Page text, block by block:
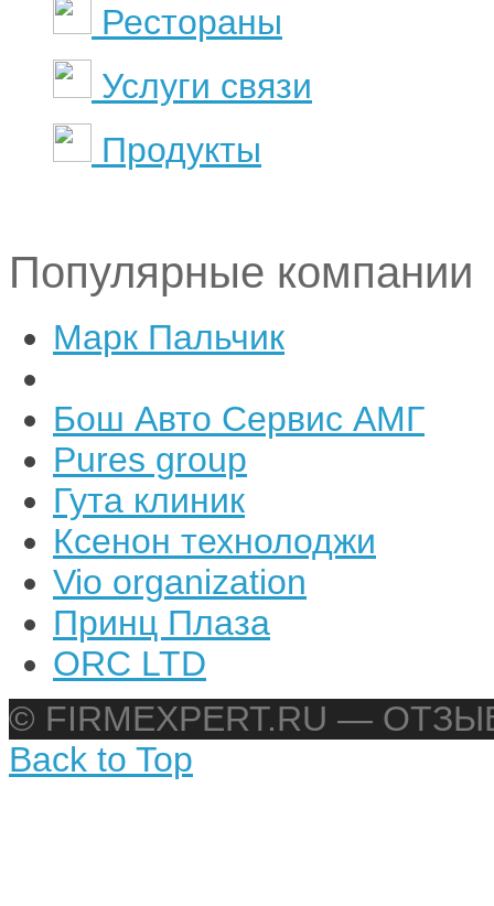
Рестораны
Услуги связи
Продукты
Популярные компании
Марк Пальчик
Бош Авто Сервис АМГ
Pures group
Гута клиник
Ксенон технолоджи
Vio organization
Принц Плаза
ORC LTD
© FIRMEXPERT.RU —
Back to Top